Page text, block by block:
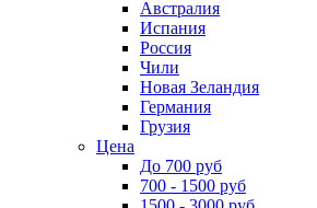
Австралия
Испания
Россия
Чили
Новая Зеландия
Германия
Грузия
Цена
До 700 руб
700 - 1500 руб